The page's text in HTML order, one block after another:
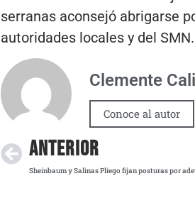
serranas aconsejó abrigarse
autoridades locales y del SMN.
Clemente
Conoce al autor
ANTERIOR
Sheinbaum y Salinas Pliego fijan posturas por